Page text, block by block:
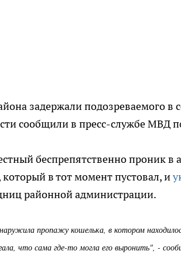
задержали подозреваемого
сообщили в пресс-службе МВД
беспрепятственно проник
в тот момент пустовал, и
районной администрации.
пропажу кошелька, в котором
что сама где-то могла его выронить", -